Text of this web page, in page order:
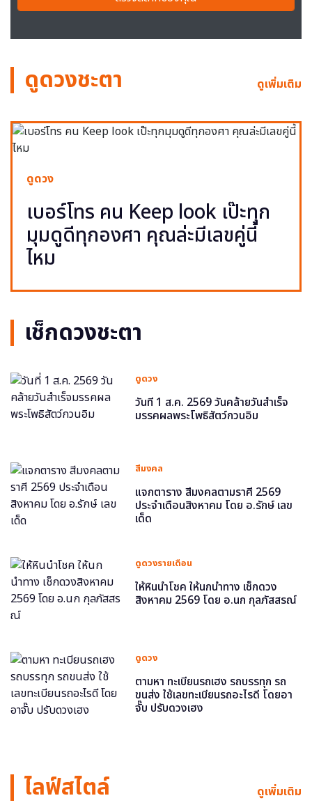
ดูดวงชะตา ดูเพิ่มเติม
ดูดวง
เบอร์โทร คน Keep look เป๊ะทุก
มุมดูดีทุกองศา คุณล่ะมีเลขคู่นี้
ไหม
เช็กดวงชะตา
ดูดวง
วันที่ 1 ส.ค. 2569 วันคล้ายวันสำเร็จ
มรรคผลพระโพธิสัตว์กวนอิม
สีมงคล
แจกตาราง สีมงคลตามราศี 2569
ประจำเดือนสิงหาคม โดย อ.รักษ์ เลข
เด็ด
ดูดวงรายเดือน
ให้หินนำโชค ให้นกนำทาง เช็กดวง
สิงหาคม 2569 โดย อ.นก กุลภัสสรณ์
ดูดวง
ตามหา ทะเบียนรถเฮง รถบรรทุก รถ
ขนส่ง ใช้เลขทะเบียนรถอะไรดี โดยอา
จั๊บ ปรับดวงเฮง
ไลฟ์สไตล์ ดูเพิ่มเติม